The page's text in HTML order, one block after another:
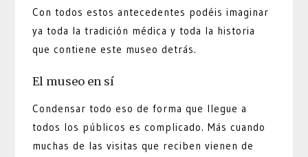
Con todos estos antecedentes podéis imaginar
ya toda la tradición médica y toda la historia
que contiene este museo detrás.
El museo en sí
Condensar todo eso de forma que llegue a
todos los públicos es complicado. Más cuando
muchas de las visitas que reciben vienen de